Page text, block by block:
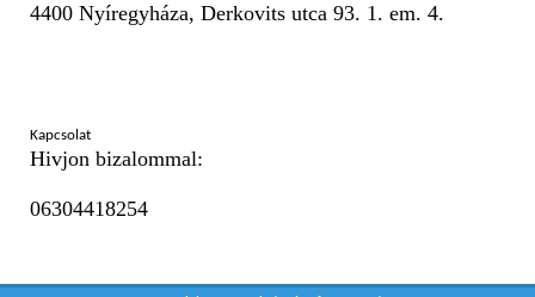
4400 Nyíregyháza, Derkovits utca 93. 1. em. 4.
Kapcsolat
Hivjon bizalommal:
06304418254